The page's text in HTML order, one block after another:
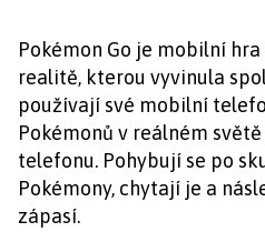
Pokémon Go je mobilní
realitě, kterou vyvinula
používají své mobilní
Pokémonů v reálném
telefonu. Pohybují se po
Pokémony, chytají je a
zápasí.